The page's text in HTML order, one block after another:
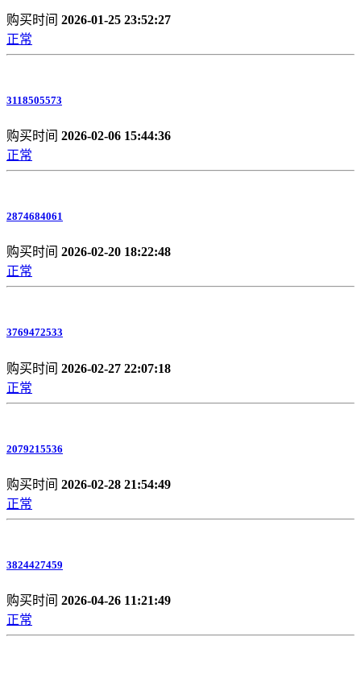
购买时间 2026-01-25 23:52:27
正常
3118505573
购买时间 2026-02-06 15:44:36
正常
2874684061
购买时间 2026-02-20 18:22:48
正常
3769472533
购买时间 2026-02-27 22:07:18
正常
2079215536
购买时间 2026-02-28 21:54:49
正常
3824427459
购买时间 2026-04-26 11:21:49
正常